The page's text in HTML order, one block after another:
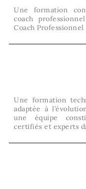
Une formation
coach
Coach Professionnel
Une formation
adaptée à
une équipe
certifiés et experts